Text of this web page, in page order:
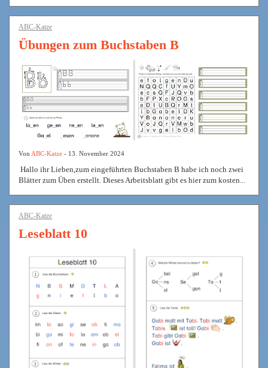
ABC-Katze
Übungen zum Buchstaben B
Von ABC-Katze - 13. November 2024
Hallo ihr Lieben,zum eingeführten Buchstaben B habe ich noch zwei
Blätter zum Üben erstellt. Dieses Arbeitsblatt gibt es hier zum kosten...
ABC-Katze
Leseblatt 10